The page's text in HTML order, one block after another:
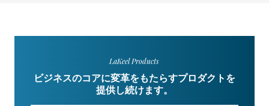
LaKeel Products
ビジネスのコアに変革をもたらすプロダクトを
提供し続けます。